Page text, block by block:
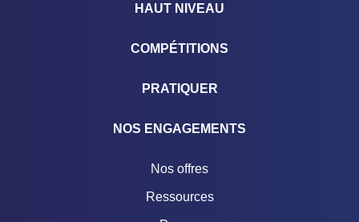
HAUT NIVEAU
COMPÉTITIONS
PRATIQUER
NOS ENGAGEMENTS
Nos offres
Ressources